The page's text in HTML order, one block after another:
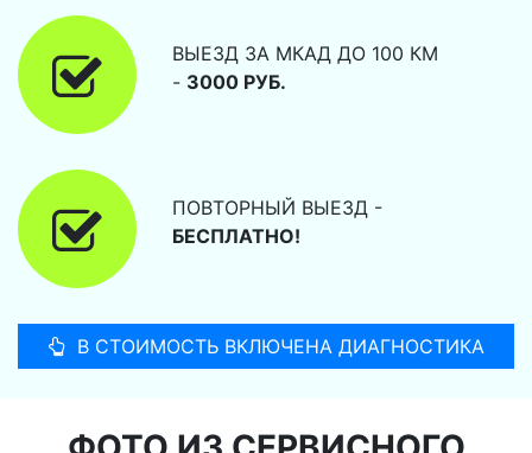
ВЫЕЗД ЗА МКАД ДО 100 КМ
- 3000 РУБ.
ПОВТОРНЫЙ ВЫЕЗД -
БЕСПЛАТНО!
В СТОИМОСТЬ ВКЛЮЧЕНА ДИАГНОСТИКА